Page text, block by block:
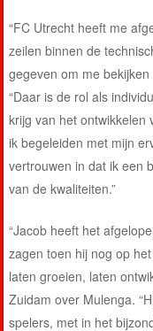
“FC Utrecht heeft me
zeilen binnen de
gegeven om me
“Daar is de rol als
krijg van het ontwikkelen
ik begeleiden met mijn
vertrouwen in dat ik een
van de kwaliteiten.”
“Jacob heeft het
zagen toen hij nog op
laten groeien, laten
Zuidam over Mulenga.
spelers, met in het